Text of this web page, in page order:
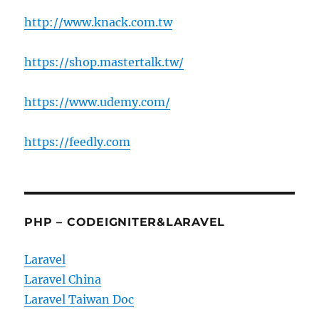
http://www.knack.com.tw
https://shop.mastertalk.tw/
https://www.udemy.com/
https://feedly.com
PHP – CODEIGNITER&LARAVEL
Laravel
Laravel China
Laravel Taiwan Doc